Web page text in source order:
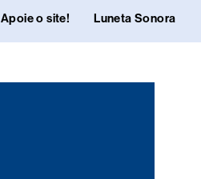
Apoie o site! Luneta Sonora